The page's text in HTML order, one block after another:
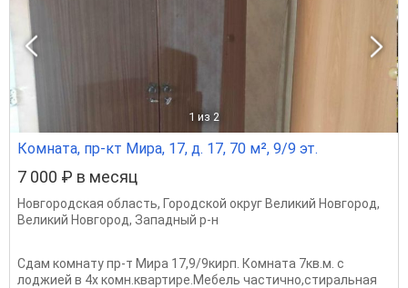
1 из 2
Комната, пр-кт Мира, 17, д. 17, 70 м², 9/9 эт.
7 000 ₽ в месяц
Новгородская область, Городской округ Великий Новгород,
Великий Новгород, Западный р-н
Сдам комнату пр-т Мира 17,9/9кирп. Комната 7кв.м. с
лоджией в 4х комн.квартире.Мебель частично,стиральная